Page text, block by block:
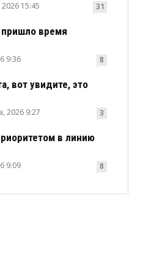
2026 15:45 31
время
9:36 8
вот увидите, это
2026 9:27 3
в линию
9:09 8